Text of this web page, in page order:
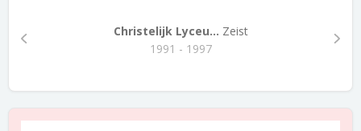
Christelijk Lyceu... Zeist
1991 - 1997